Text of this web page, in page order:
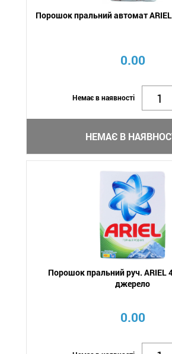
Порошок пральний автомат
0.00
Немає в наявності
НЕМАЄ В
Порошок пральний руч. ARIEL
джерело
0.00